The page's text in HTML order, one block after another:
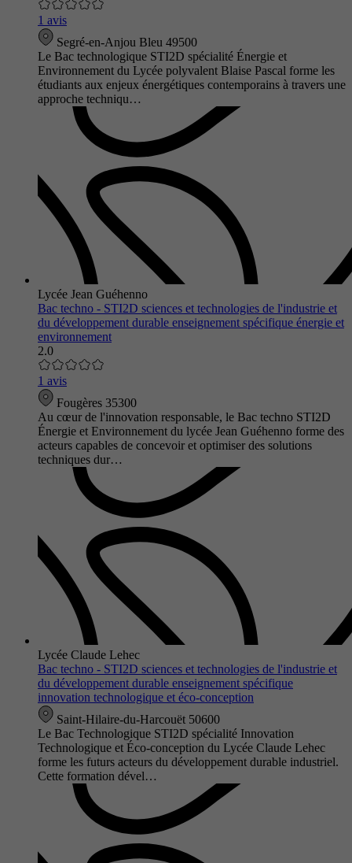
1 avis
Segré-en-Anjou Bleu 49500
Le Bac technologique STI2D spécialité Énergie et
Environnement du Lycée polyvalent Blaise Pascal forme les
étudiants aux enjeux énergétiques contemporains à travers une
approche techniqu…
Lycée Jean Guéhenno
Bac techno - STI2D sciences et technologies de l'industrie et
du développement durable enseignement spécifique énergie et
environnement
2.0
1 avis
Fougères 35300
Au cœur de l'innovation responsable, le Bac techno STI2D
Énergie et Environnement du lycée Jean Guéhenno forme des
acteurs capables de concevoir et optimiser des solutions
techniques dur…
Lycée Claude Lehec
Bac techno - STI2D sciences et technologies de l'industrie et
du développement durable enseignement spécifique
innovation technologique et éco-conception
Saint-Hilaire-du-Harcouët 50600
Le Bac Technologique STI2D spécialité Innovation
Technologique et Éco-conception du Lycée Claude Lehec
forme les futurs acteurs du développement durable industriel.
Cette formation dével…